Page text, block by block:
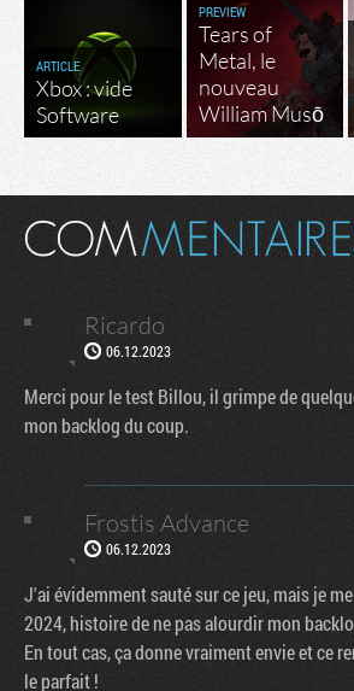
ARTICLE
Xbox : vide
Software
PREVIEW
Tears of
Metal, le
nouveau
William Musō
Masquer les commentaires
Ricardo
06.12.2023
Merci pour le test Billou, il grimpe de
mon backlog du coup.
Frostis Advance
06.12.2023
J'ai évidemment sauté sur ce jeu, mais je
2024, histoire de ne pas alourdir mon
En tout cas, ça donne vraiment envie et ce
le parfait !